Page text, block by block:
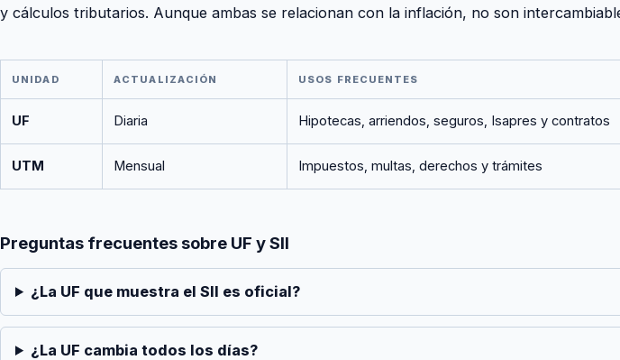
y cálculos tributarios. Aunque ambas se relacionan con la inflación, no son
UNIDAD ACTUALIZACIÓN USOS FRECUENTES
UF Diaria Hipotecas, arriendos, seguros, Isapres y contratos
UTM Mensual Impuestos, multas, derechos y trámites
Preguntas frecuentes sobre UF y SII
¿La UF que muestra el SII es oficial?
¿La UF cambia todos los días?